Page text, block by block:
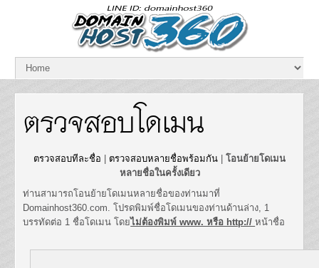
ตรวจสอบโดเมน
ตรวจสอบทีละชื่อ ตรวจสอบหลายชื่อพร้อมกัน
โอนย้ายโดเมน
หลายชื่อในครั้งเดียว
ท่านสามารถโอนย้ายโดเมนหลายชื่อของท่านมาที่
Domainhost360.com. โปรดพิมพ์ชื่อโดเมนของท่านด้านล่าง, 1
บรรทัดต่อ 1 ชื่อโดเมน โดยไม่ต้องพิมพ์ www. หรือ http://หน้าชื่อ